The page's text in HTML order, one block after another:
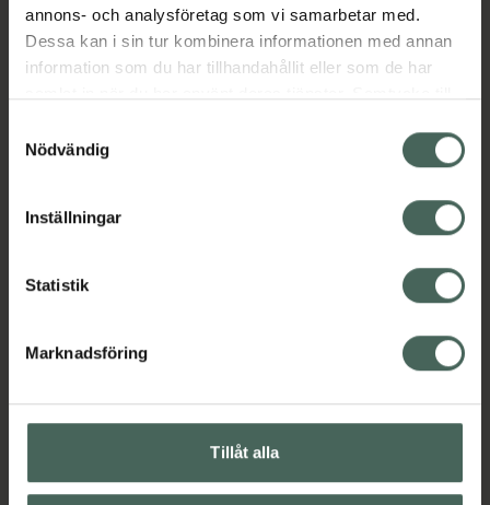
annons- och analysföretag som vi samarbetar med.
Dessa kan i sin tur kombinera informationen med annan
information som du har tillhandahållit eller som de har
återkalla ditt samtycke via webbplatsens
cookieinställningar. Ett återkallat samtycke påverkar inte
lagligheten av behandling som skett innan återkallelsen.
Nödvändig
Inställningar
Statistik
Marknadsföring
Tillåt alla
EAN:05712440019430
Kronans Apotek finns här för dig. Du hittar oss från Skåne i
syd till Lappland i norr, och online i mobilen och på
hjälpa just dig att må lite bättre. Välkommen att prata
Kundservice
Leverans, betalning och retur